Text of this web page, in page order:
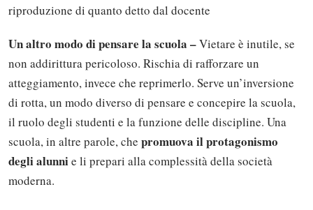
riproduzione di quanto detto dal docente
Un altro modo di pensare la scuola –Vietare è inutile, se
non addirittura pericoloso. Rischia di rafforzare un
atteggiamento, invece che reprimerlo. Serve un’inversione
di rotta, un modo diverso di pensare e concepire la scuola,
il ruolo degli studenti e la funzione delle discipline. Una
scuola, in altre parole, che promuova il protagonismo
degli alunnie li prepari alla complessità della società
moderna.